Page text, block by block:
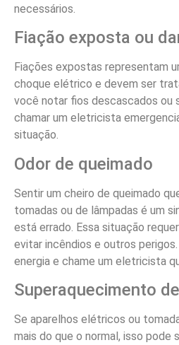
necessários.
Fiação exposta ou
Fiações expostas representam
choque elétrico e devem ser
você notar fios descascados ou
chamar um eletricista
situação.
Odor de queimado
Sentir um cheiro de queimado
tomadas ou de lâmpadas é um
está errado. Essa situação
evitar incêndios e outros
energia e chame um eletricista
Superaquecimento
Se aparelhos elétricos ou
mais do que o normal, isso pode